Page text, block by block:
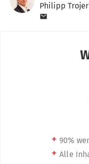
Philipp Trojer